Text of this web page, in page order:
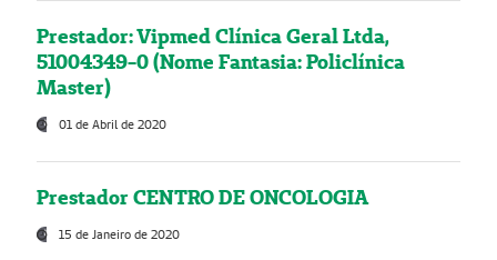
Prestador: Vipmed Clínica Geral Ltda,
51004349-0 (Nome Fantasia: Policlínica
Master)
01 de Abril de 2020
Prestador CENTRO DE ONCOLOGIA
15 de Janeiro de 2020